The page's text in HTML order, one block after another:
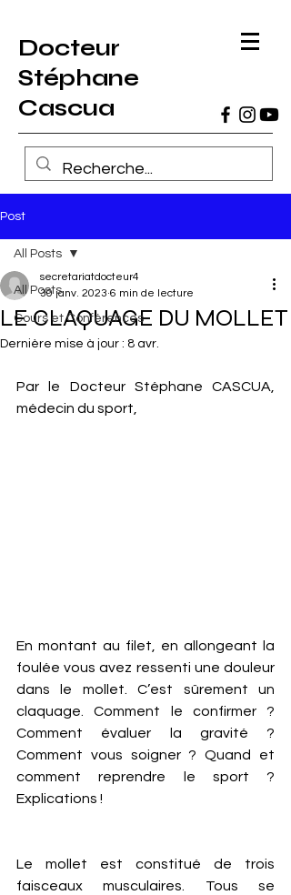
Docteur
Stéphane
Cascua
Post
All Posts
Cours et Conférences
All Posts
LE CLAQUAGE DU MOLLET
secretariatdocteur4
30 janv. 2023 6 min de lecture
Dernière mise à jour : 8 avr.
Par le Docteur Stéphane CASCUA,
médecin du sport,
En montant au filet, en allongeant la
foulée vous avez ressenti une douleur
dans le mollet. C’est sûrement un
claquage. Comment le confirmer ?
Comment évaluer la gravité ?
Comment vous soigner ? Quand et
comment reprendre le sport ?
Explications !
Le mollet est constitué de trois
faisceaux musculaires. Tous se